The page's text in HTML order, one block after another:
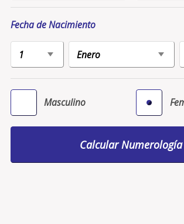
Fecha de Nacimiento
Masculino